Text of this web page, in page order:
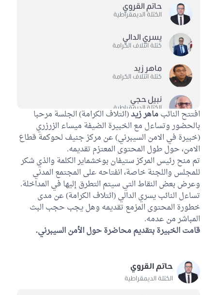
افتتح النائبماهر زيد(ائتلاف الكرامة) الجلسة مرحبا
بالحضور وتساءل مع الخبيرة الضيفة ميساء الزرزري
(خبيرة في الامن السيبرني) عن مركز جنيف لحوكمة قطاع
الامن، حول طول المحتوى المعتزم تقديمه.
تم منح رئيس المركز ستيفان بوخشماير الكلمة والذي شكر
للمجلس واللجنة خاصة، انفتاحه على المجتمع المدني
وعرض بعض النقاط التي سيتم التطرق إليها في المداخلة.
تساءل النائب يسري الدالي (ائتلاف الكرامة) عن مدى
خطورة المحتوى المزمع تقديمه وهل يجب حجب البث
المباشر من عدمه.
قامت الخبيرة بتقديم محاضرة حول الأمن السيبرني.
حاتم القروي
الكتلة الديمقراطية
حاتم القروي
الكتلة الديمقراطية
يسري الدالي
كتلة ائتلاف الكرامة
ماهر زيد
كتلة ائتلاف الكرامة
نبيل حجي
الكتلة الديمقراطية
جلال الزياتي
كتلة الاصلاح
محمد زريق
كتلة حركة النهضة
منصف بوغطاس
كتلة حركة النهضة
آمنة بن حميد
كتلة حركة النهضة
الكتلة الديمقراطية
حاتم المانسي